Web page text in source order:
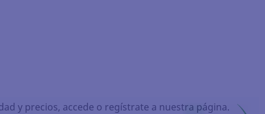
y precios, accede o regístrate a nuestra página.